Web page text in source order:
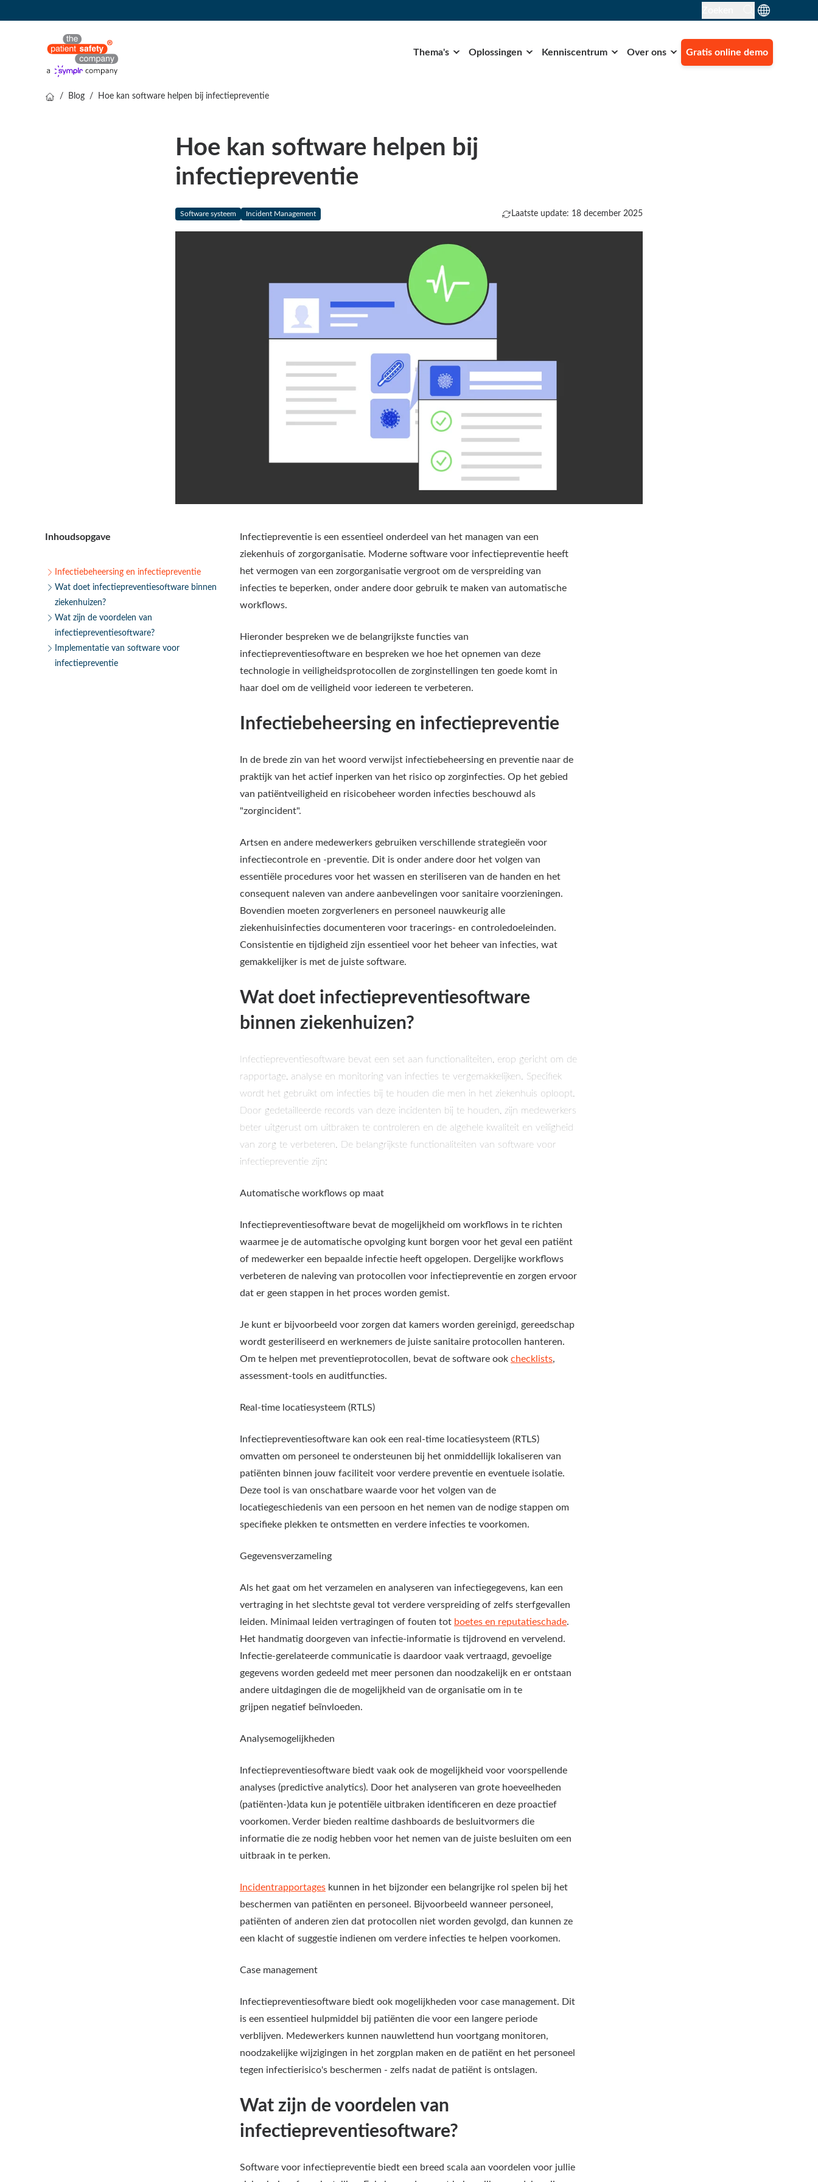
Thema's Oplossingen Kenniscentrum Over ons Gratis online demo
/ Blog / Hoe kan software helpen bij infectiepreventie
Hoe kan software helpen bij
infectiepreventie
Software systeem Incident Management Laatste update: 18 december 2025
Inhoudsopgave
Infectiebeheersing en infectiepreventie
Wat doet infectiepreventiesoftware binnen
ziekenhuizen?
Wat zijn de voordelen van
infectiepreventiesoftware?
Implementatie van software voor
infectiepreventie
Infectiepreventie is een essentieel onderdeel van het managen van een
ziekenhuis of zorgorganisatie. Moderne software voor infectiepreventie heeft
het vermogen van een zorgorganisatie vergroot om de verspreiding van
infecties te beperken, onder andere door gebruik te maken van automatische
workflows.
Hieronder bespreken we de belangrijkste functies van
infectiepreventiesoftware en bespreken we hoe het opnemen van deze
technologie in veiligheidsprotocollen de zorginstellingen ten goede komt in
haar doel om de veiligheid voor iedereen te verbeteren.
Infectiebeheersing en infectiepreventie
In de brede zin van het woord verwijst infectiebeheersing en preventie naar de
praktijk van het actief inperken van het risico op zorginfecties. Op het gebied
van patiëntveiligheid en risicobeheer worden infecties beschouwd als
"zorgincident".
Artsen en andere medewerkers gebruiken verschillende strategieën voor
infectiecontrole en -preventie. Dit is onder andere door het volgen van
essentiële procedures voor het wassen en steriliseren van de handen en het
consequent naleven van andere aanbevelingen voor sanitaire voorzieningen.
Bovendien moeten zorgverleners en personeel nauwkeurig alle
ziekenhuisinfecties documenteren voor tracerings- en controledoeleinden.
Consistentie en tijdigheid zijn essentieel voor het beheer van infecties, wat
gemakkelijker is met de juiste software.
Wat doet infectiepreventiesoftware
binnen ziekenhuizen?
Infectiepreventiesoftware bevat een set aan functionaliteiten, erop gericht om de
rapportage, analyse en monitoring van infecties te vergemakkelijken. Specifiek
wordt het gebruikt om infecties bij te houden die men in het ziekenhuis oploopt.
Door gedetailleerde records van deze incidenten bij te houden, zijn medewerkers
beter uitgerust om uitbraken te controleren en de algehele kwaliteit en veiligheid
van zorg te verbeteren. De belangrijkste functionaliteiten van software voor
infectiepreventie zijn:
Automatische workflows op maat
Infectiepreventiesoftware bevat de mogelijkheid om workflows in te richten
waarmee je de automatische opvolging kunt borgen voor het geval een patiënt
of medewerker een bepaalde infectie heeft opgelopen. Dergelijke workflows
verbeteren de naleving van protocollen voor infectiepreventie en zorgen ervoor
dat er geen stappen in het proces worden gemist.
Je kunt er bijvoorbeeld voor zorgen dat kamers worden gereinigd, gereedschap
wordt gesteriliseerd en werknemers de juiste sanitaire protocollen hanteren.
Om te helpen met preventieprotocollen, bevat de software ook checklists,
assessment-tools en auditfuncties.
Real-time locatiesysteem (RTLS)
Infectiepreventiesoftware kan ook een real-time locatiesysteem (RTLS)
omvatten om personeel te ondersteunen bij het onmiddellijk lokaliseren van
patiënten binnen jouw faciliteit voor verdere preventie en eventuele isolatie.
Deze tool is van onschatbare waarde voor het volgen van de
locatiegeschiedenis van een persoon en het nemen van de nodige stappen om
specifieke plekken te ontsmetten en verdere infecties te voorkomen.
Gegevensverzameling
Als het gaat om het verzamelen en analyseren van infectiegegevens, kan een
vertraging in het slechtste geval tot verdere verspreiding of zelfs sterfgevallen
leiden. Minimaal leiden vertragingen of fouten tot boetes en reputatieschade.
Het handmatig doorgeven van infectie-informatie is tijdrovend en vervelend.
Infectie-gerelateerde communicatie is daardoor vaak vertraagd, gevoelige
gegevens worden gedeeld met meer personen dan noodzakelijk en er ontstaan
andere uitdagingen ​​die de mogelijkheid van de organisatie om in te
grijpen negatief beïnvloeden.
Analysemogelijkheden
Infectiepreventiesoftware biedt vaak ook de mogelijkheid voor voorspellende
analyses (predictive analytics). Door het analyseren van grote hoeveelheden
(patiënten-)data kun je potentiële uitbraken identificeren en deze proactief
voorkomen. Verder bieden realtime dashboards de besluitvormers die
informatie die ze nodig hebben voor het nemen van de juiste besluiten om een
uitbraak in te perken.
Incidentrapportages kunnen in het bijzonder een belangrijke rol spelen bij het
beschermen van patiënten en personeel. Bijvoorbeeld wanneer personeel,
patiënten of anderen zien dat protocollen niet worden gevolgd, dan kunnen ze
een klacht of suggestie indienen om verdere infecties te helpen voorkomen.
Case management
Infectiepreventiesoftware biedt ook mogelijkheden voor case management. Dit
is een essentieel hulpmiddel bij patiënten die voor een langere periode
verblijven. Medewerkers kunnen nauwlettend hun voortgang monitoren,
noodzakelijke wijzigingen in het zorgplan maken en de patiënt en het personeel
tegen infectierisico's beschermen - zelfs nadat de patiënt is ontslagen.
Wat zijn de voordelen van
infectiepreventiesoftware?
Software voor infectiepreventie biedt een breed scala aan voordelen voor jullie